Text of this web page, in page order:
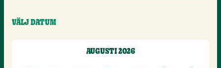
VÄLJ DATUM
AUGUSTI 2026